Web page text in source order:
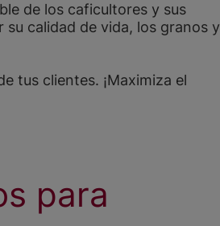
de los caficultores y sus
calidad de vida, los granos y
tus clientes. ¡Maximiza el
para